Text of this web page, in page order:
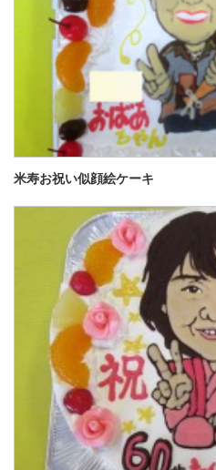
米寿お祝い似顔絵ケーキ